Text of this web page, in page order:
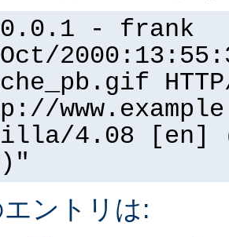
- frank
4.08 [en]
ントリは: